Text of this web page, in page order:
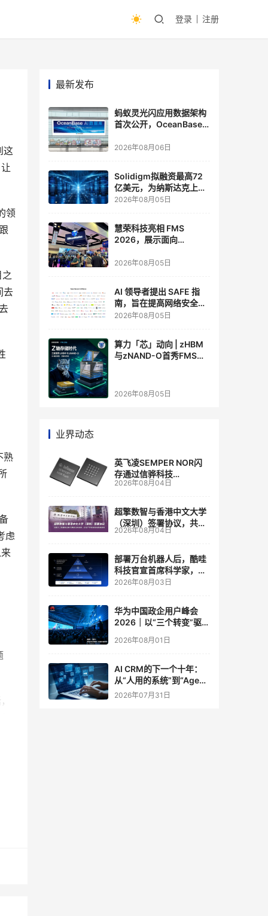
登录 注册
这
领
之
去
熟
虑
最新发布
蚂蚁灵光闪应用数据架构
首次公开，OceanBase
2026年08月06日
Solidigm拟融资最高72
亿美元，为纳斯达克上市
做准备
2026年08月05日
慧荣科技亮相 FMS
2026，展示面向
存储方案
2026年08月05日
AI 领导者提出 SAFE 指
南，旨在提高网络安全透
明度
2026年08月05日
算力「芯」动向 | zHBM
与zNAND-O首秀FMS
个维度，z轴算盘的魅力
2026年08月05日
业界动态
英飞凌SEMPER NOR闪
存通过信骅科技
AST2700 BMC认证，全
管理
2026年08月04日
超擎数智与香港中文大学
（深圳）签署协议，共建
人工智能和边缘计算联合
2026年08月04日
部署万台机器人后，酷哇
科技官宣首席科学家，要
让世界模型交付生产力
2026年08月03日
华为中国政企用户峰会
2026｜以“三个转变”驱动
2026年08月01日
AI CRM的下一个十年：
从“人用的系统”到“Agent
调用的底座”
2026年07月31日